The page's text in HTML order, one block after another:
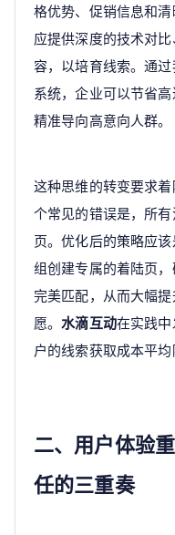
格优势、促销信息和
应提供深度的技术对
容，以培育线索。通
系统，企业可以节省
精准导向高意向人群。
这种思维的转变要求
个常见的错误是，所
页。优化后的策略应
组创建专属的着陆页
完美匹配，从而大幅
愿。 水滴互动在实践
户的线索获取成本平均
二、用户体验
任的三重奏